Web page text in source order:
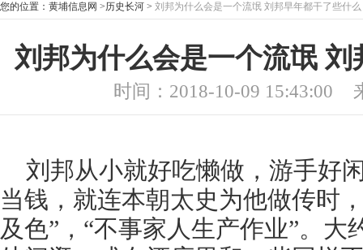
您的位置： 黄埔信息网 >历史长河 > 刘邦为什么会是一个流氓 刘邦早年都干了些什么
刘邦为什么会是一个流氓
时间：2018-10-09 15:43:00
刘邦从小就好吃懒做，游手好
当钱，就连本朝太史为他做传时
及色”，“不事家人生产作业”。